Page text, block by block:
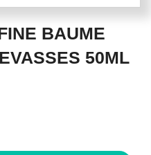
BAUME
50ML